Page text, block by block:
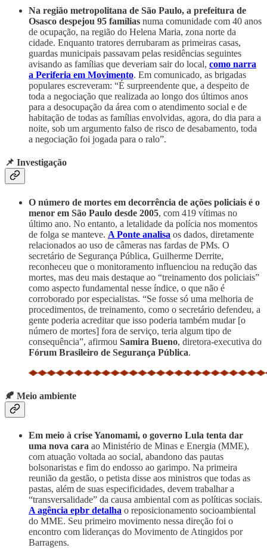
Na região metropolitana de São Paulo, a prefeitura de
Osasco despejou 95 famílias numa comunidade com 40 anos
de ocupação, na região do Helena Maria, zona norte da
cidade. Enquanto tratores derrubaram as primeiras casas,
guardas municipais passavam pelas residências seguintes
avisando as famílias que deveriam sair do local, como narra
a Periferia em Movimento. Em comunicado, as brigadas
populares escreveram: “É surpreendente que, a despeito de
toda a negociação que realizada ao longo dos últimos anos
para a desocupação da área com o atendimento social e de
habitação de todas as famílias envolvidas, agora, do dia para a
noite, sob um argumento falso de risco de desabamento, toda
a negociação foi jogada para o ralo”.
📌 Investigação
O número de mortes em decorrência de ações policiais é o
menor em São Paulo desde 2005, com 419 vítimas no
último ano. No entanto, a letalidade da polícia nos momentos
de folga se manteve. A Ponte analisa os dados, diretamente
relacionados ao uso de câmeras nas fardas de PMs. O
secretário de Segurança Pública, Guilherme Derrite,
reconheceu que o monitoramento influenciou na redução das
mortes, mas deu mais destaque ao “treinamento dos policiais”
como aspecto fundamental nesse índice, o que não é
corroborado por especialistas. “Se fosse só uma melhoria de
procedimentos, de treinamento, como o secretário defendeu, a
gente poderia acreditar que isso poderia também mudar [o
número de mortes] fora de serviço, teria algum tipo de
consequência”, afirmou Samira Bueno, diretora-executiva do
Fórum Brasileiro de Segurança Pública.
🍂 Meio ambiente
Em meio à crise Yanomami, o governo Lula tenta dar
uma nova cara ao Ministério de Minas e Energia (MME),
com atuação voltada ao social, abandono das pautas
bolsonaristas e fim do endosso ao garimpo. Na primeira
reunião da gestão, o petista disse aos ministros que todas as
pastas, além de suas especificidades, devem trabalhar a
“transversalidade” da causa ambiental com as políticas sociais.
A agência epbr detalha o reposicionamento socioambiental
do MME. Seu primeiro movimento nessa direção foi o
encontro com lideranças do Movimento de Atingidos por
Barragens.